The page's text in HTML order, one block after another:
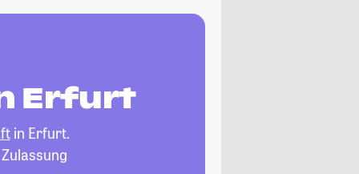
Erfurt
in Erfurt.